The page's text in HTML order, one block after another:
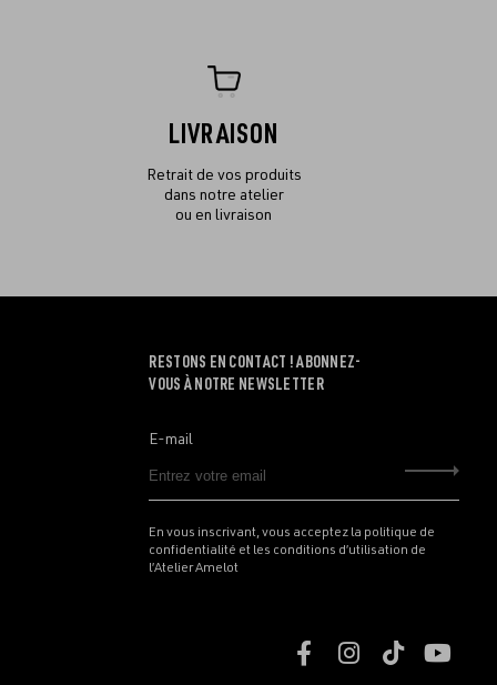
LIVRAISON
Retrait de vos produits
dans notre atelier
ou en livraison
RESTONS EN CONTACT ! ABONNEZ-
VOUS À NOTRE NEWSLETTER
E-mail
En vous inscrivant, vous acceptez la politique de
confidentialité et les conditions d’utilisation de
l’Atelier Amelot
Retrouvez
Retrouvez